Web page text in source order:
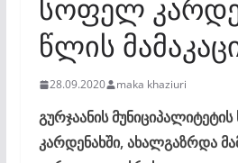
სოფელ
წლის
28.09.2020 maka khaziuri
გურჯაანის
კარდენახში, ახალგაზრდა